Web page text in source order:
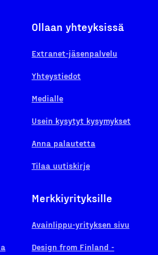
Ollaan yhteyksissä
Extranet-jäsenpalvelu
Yhteystiedot
Medialle
Usein kysytyt kysymykset
Anna palautetta
Tilaa uutiskirje
Merkkiyrityksille
Avainlippu-yrityksen sivu
Design from Finland -